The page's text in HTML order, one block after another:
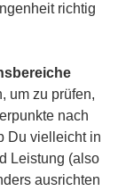
richtig
um zu prüfen,
nach
Du vielleicht in
Leistung (also
ausrichten